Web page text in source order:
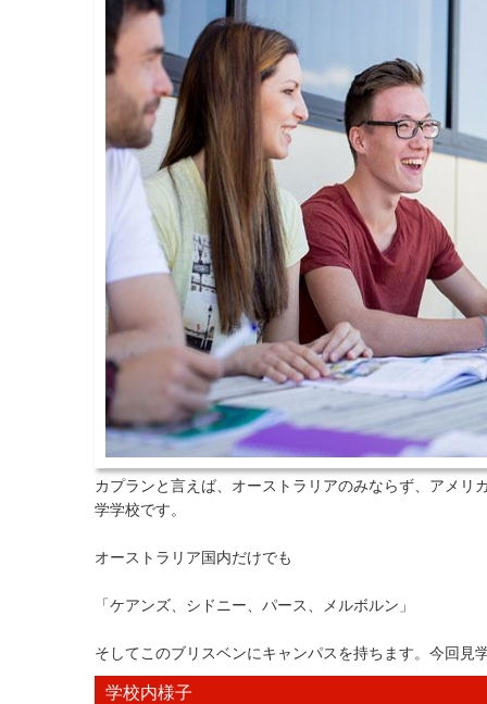
カプランと言えば、オーストラリアのみならず、アメ
学学校です。
オーストラリア国内だけでも
「ケアンズ、シドニー、パース、メルボルン」
そしてこのブリスベンにキャンパスを持ちます。今回見
学校内様子